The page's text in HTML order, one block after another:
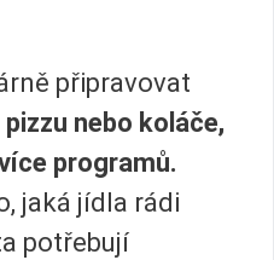
připravovat
nebo koláče,
programů.
jaká jídla rádi
potřebují